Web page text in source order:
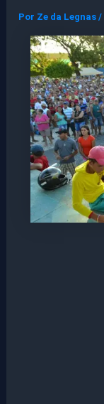
Por Ze da Legnas/